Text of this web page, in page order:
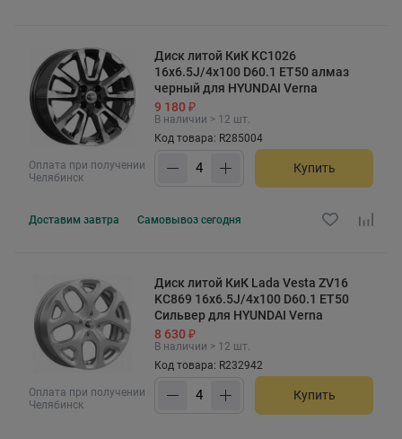
Оплата при получении
Челябинск
Диск литой КиК KC1026
16x6.5J/4x100 D60.1 ET50 алмаз
черный для HYUNDAI Verna
9 180 ₽
В наличии > 12 шт.
Код товара: R285004
Купить
Доставим завтра Самовывоз сегодня
Оплата при получении
Челябинск
Диск литой КиК Lada Vesta ZV16
KC869 16x6.5J/4x100 D60.1 ET50
Сильвер для HYUNDAI Verna
8 630 ₽
В наличии > 12 шт.
Код товара: R232942
Купить